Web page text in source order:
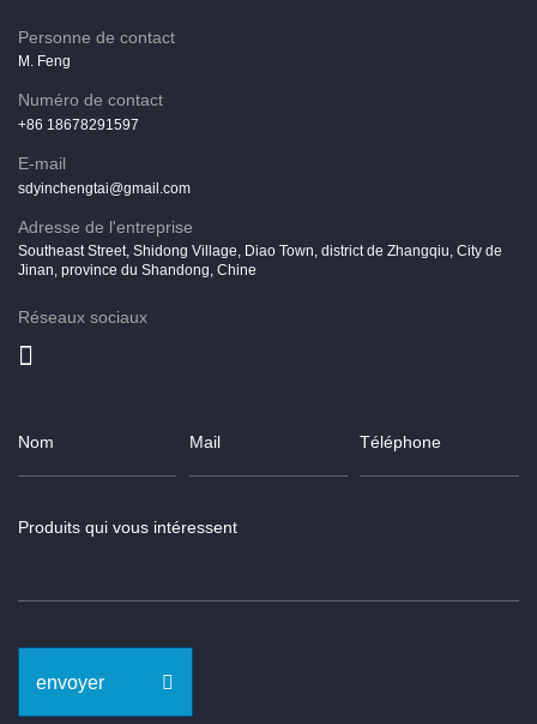
Personne de contact
M. Feng
Numéro de contact
+86 18678291597
E-mail
sdyinchengtai@gmail.com
Adresse de l'entreprise
Southeast Street, Shidong Village, Diao Town, district de Zhangqiu, City de
Jinan, province du Shandong, Chine
Réseaux sociaux
envoyer